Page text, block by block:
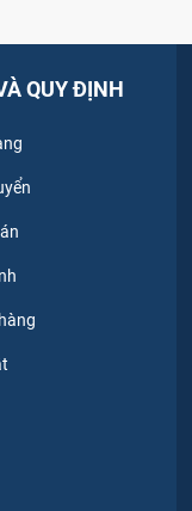
QUY ĐỊNH